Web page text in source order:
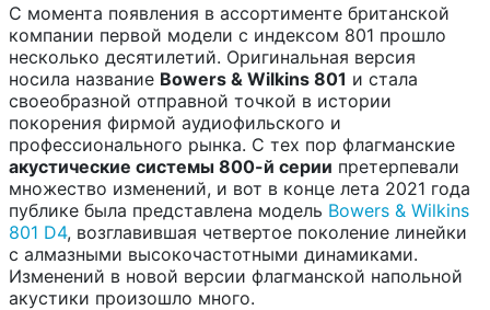
С момента появления в ассортименте британской
компании первой модели с индексом 801 прошло
несколько десятилетий. Оригинальная версия
носила название Bowers & Wilkins 801 и стала
своеобразной отправной точкой в истории
покорения фирмой аудиофильского и
профессионального рынка. С тех пор флагманские
акустические системы 800-й серии претерпевали
множество изменений, и вот в конце лета 2021 года
публике была представлена модель Bowers & Wilkins
801 D4, возглавившая четвертое поколение линейки
с алмазными высокочастотными динамиками.
Изменений в новой версии флагманской напольной
акустики произошло много.